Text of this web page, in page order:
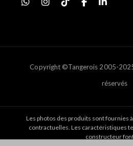
Copyright ©Tangerois 2005-
réservés
Les photos des produits sont fournies
contractuelles. Les caractéristiques
constructeur